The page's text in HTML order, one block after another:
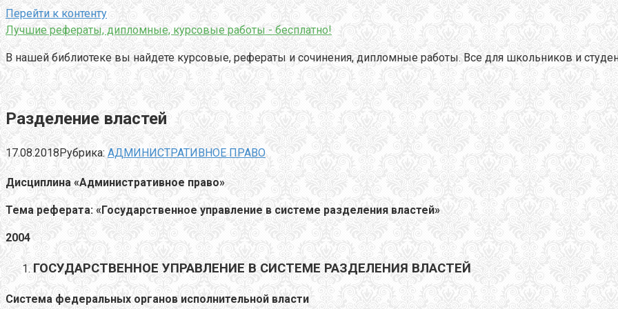
Перейти к контенту
Лучшие рефераты, дипломные, курсовые работы - бесплатно!
В нашей библиотеке вы найдете курсовые, рефераты и сочинения, дипломные работы. Все для школьников и
Разделение властей
17.08.2018Рубрика: АДМИНИСТРАТИВНОЕ ПРАВО
Дисциплина «Административное право»
Тема реферата: «Государственное управление в системе разделения властей»
2004
ГОСУДАРСТВЕННОЕ УПРАВЛЕНИЕ В СИСТЕМЕ РАЗДЕЛЕНИЯ ВЛАСТЕЙ
Система федеральных органов исполнительной власти